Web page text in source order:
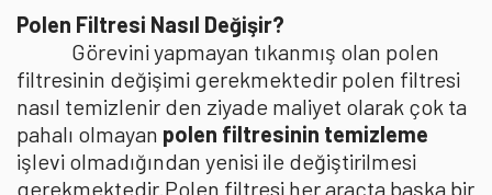
Polen Filtresi Nasıl Değişir?
Görevini yapmayan tıkanmış olan polen
filtresinin değişimi gerekmektedir polen filtresi
nasıl temizlenir den ziyade maliyet olarak çok ta
pahalı olmayan polen filtresinin temizleme
işlevi olmadığından yenisi ile değiştirilmesi
gerekmektedir.Polen filtresi her araçta başka bir